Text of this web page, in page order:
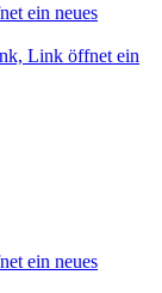
ein neues
Link öffnet ein
ein neues